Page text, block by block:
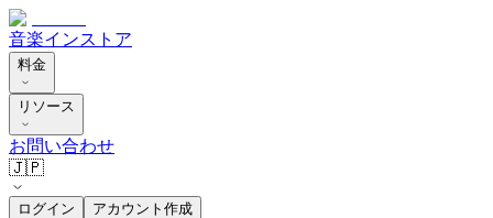
音楽インストア
料金
リソース
お問い合わせ
🇯🇵
ログイン アカウント作成